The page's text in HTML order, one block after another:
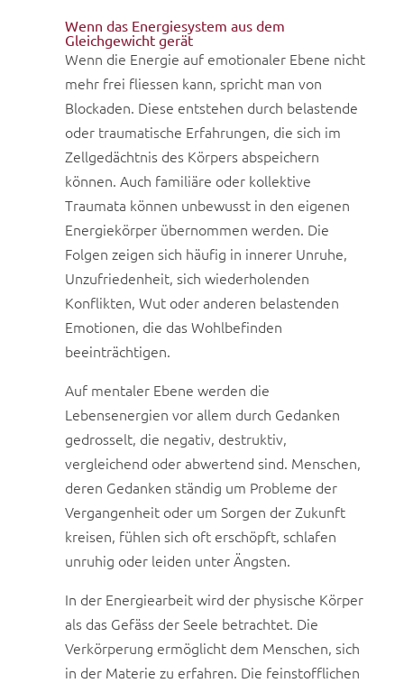
Wenn das Energiesystem aus dem
Gleichgewicht gerät
Wenn die Energie auf emotionaler Ebene nicht
mehr frei fliessen kann, spricht man von
Blockaden. Diese entstehen durch belastende
oder traumatische Erfahrungen, die sich im
Zellgedächtnis des Körpers abspeichern
können. Auch familiäre oder kollektive
Traumata können unbewusst in den eigenen
Energiekörper übernommen werden. Die
Folgen zeigen sich häufig in innerer Unruhe,
Unzufriedenheit, sich wiederholenden
Konflikten, Wut oder anderen belastenden
Emotionen, die das Wohlbefinden
beeinträchtigen.
Auf mentaler Ebene werden die
Lebensenergien vor allem durch Gedanken
gedrosselt, die negativ, destruktiv,
vergleichend oder abwertend sind. Menschen,
deren Gedanken ständig um Probleme der
Vergangenheit oder um Sorgen der Zukunft
kreisen, fühlen sich oft erschöpft, schlafen
unruhig oder leiden unter Ängsten.
In der Energiearbeit wird der physische Körper
als das Gefäss der Seele betrachtet. Die
Verkörperung ermöglicht dem Menschen, sich
in der Materie zu erfahren. Die feinstofflichen